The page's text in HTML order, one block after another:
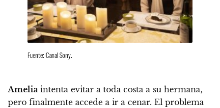
Fuente: Canal Sony.
Amelia intenta evitar a toda costa a su hermana,
pero finalmente accede a ir a cenar. El problema